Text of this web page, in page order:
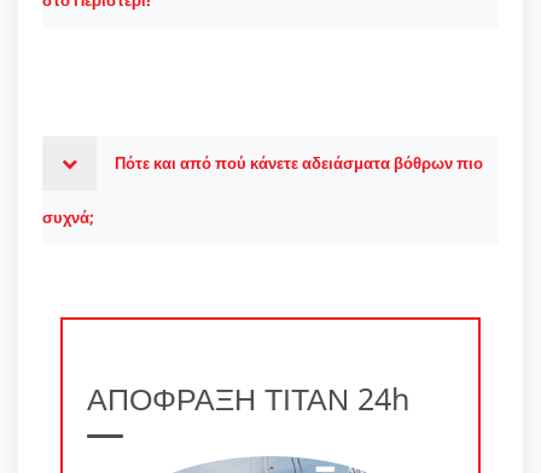
Πότε και από πού κάνετε αδειάσματα βόθρων πιο
συχνά;
ΑΠΟΦΡΑΞΗ ΤΙΤΑΝ 24h